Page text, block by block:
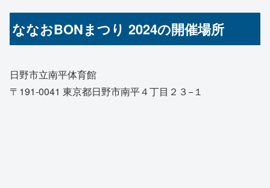
ななおBONまつり 2024の開催場所
日野市立南平体育館
〒191-0041 東京都日野市南平４丁目２３−１